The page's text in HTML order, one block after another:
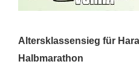
Altersklassensieg für
Halbmarathon